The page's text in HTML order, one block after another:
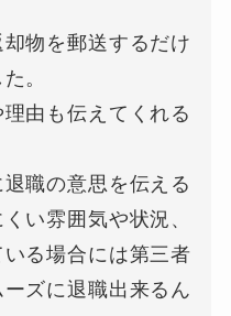
物を郵送するだけ
。
由も伝えてくれる
職の意思を伝える
い雰囲気や状況、
る場合には第三者
ズに退職出来るん